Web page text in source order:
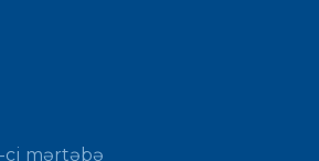
ci mərtəbə